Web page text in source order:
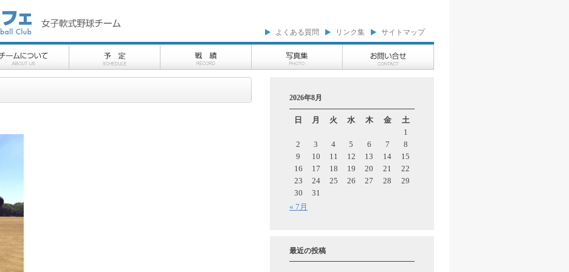
よくある質問 リンク集 サイトマップ
2026年8月
日 月 火 水 木 金 土
« 7月
1
2
3 4 5 6 7
8
9
10 11 12 13 14
15
16
17 18 19 20 21
22
23
24 25 26 27 28
29
30
31
最近の投稿